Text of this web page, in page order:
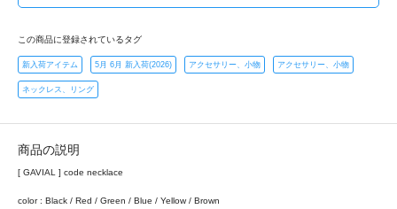
この商品に登録されているタグ
新入荷アイテム 5月 6月 新入荷(2026) アクセサリー、小物 アクセサリー、小物
ネックレス、リング
商品の説明
[ GAVIAL ] code necklace
color : Black / Red / Green / Blue / Yellow / Brown